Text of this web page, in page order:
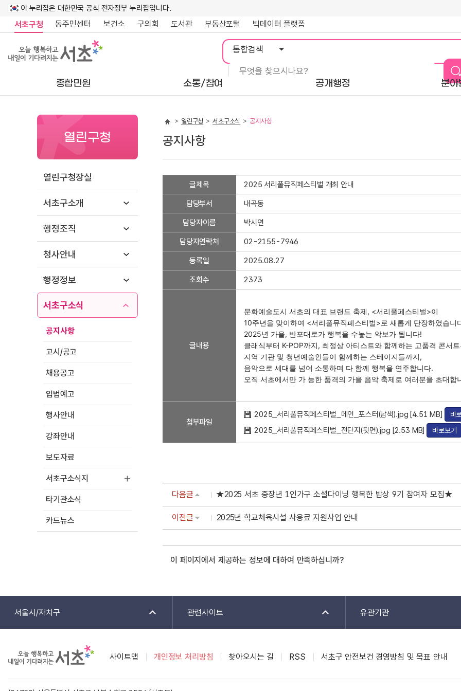
이 누리집은 대한민국 공식 전자정부 누리집입니다.
서초구청 동주민센터 보건소 구의회 도서관 부동산포털 빅데이터 플랫폼
통
합
검
색
종합민원 소통/참여 공개행정 분야
열린구청
열린구청장실
서초구소개
행정조직
청사안내
행정정보
서초구소식
공지사항
고시/공고
채용공고
입법예고
행사안내
강좌안내
보도자료
서초구소식지
타기관소식
카드뉴스
열린구청 서초구소식 공지사항
공지사항
지
항
보
글제목 2025 서리풀뮤직페스티벌 개최 안내
담당부서 내곡동
담당자이름 박시연
담당자연락처 02-2155-7946
등록일 2025.08.27
조회수 2373
글내용
문화예술도시 서초의 대표 브랜드 축제, <서리풀페스티벌>이
10주년을 맞이하여 <서리풀뮤직페스티벌>로 새롭게 단장하였습니
2025년 가을, 반포대로가 행복을 수놓는 악보가 됩니다!
클래식부터 K-POP까지, 최정상 아티스트와 함께하는 고품격 콘서트
지역 기관 및 청년예술인들이 함께하는 스테이지들까지,
음악으로 세대를 넘어 소통하며 다 함께 행복을 연주합니다.
오직 서초에서만 가 능한 품격의 가을 음악 축제로 여러분을 초대합
첨부파일
2025_서리풀뮤직페스티벌_메인_포스터(남색).jpg [4.51 MB] 바
2025_서리풀뮤직페스티벌_전단지(뒷면).jpg [2.53 MB] 바로보기
다음글 ★2025 서초 중장년 1인가구 소셜다이닝 행복한 밥상 9기 참여자 모집★
이전글 2025년 학교체육시설 사용료 지원사업 안내
이 페이지에서 제공하는 정보에 대하여 만족하십니까?
서울시/자치구 관련사이트 유관기관
사이트맵 개인정보 처리방침 찾아오시는 길 RSS 서초구 안전보건 경영방침 및 목표 안내